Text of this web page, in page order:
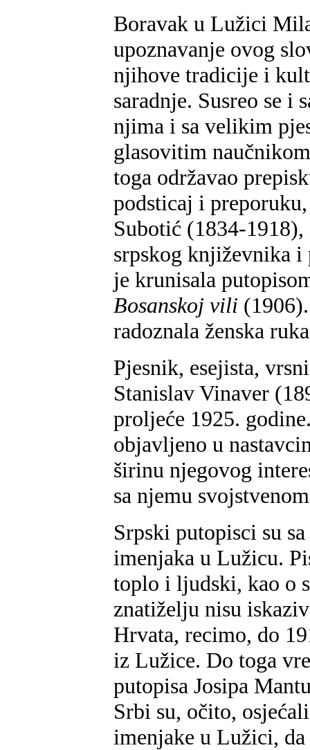
Boravak u Lužici
upoznavanje ovog
njihove tradicije i
saradnje. Susreo se
njima i sa velikim
glasovitim
toga održavao
podsticaj i
Subotić (1834-
srpskog književnika i
je krunisala
Bosanskoj vili
radoznala ženska
Pjesnik, esejista,
Stanislav Vinaver
proljeće 1925.
objavljeno u
širinu njegovog
sa njemu
Srpski putopisci su
imenjaka u Lužicu.
toplo i ljudski, kao o
znatiželju nisu
Hrvata, recimo, do
iz Lužice. Do toga
putopisa Josipa
Srbi su, očito,
imenjake u Lužici,